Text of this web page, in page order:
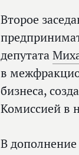
Второе
депутата
в
бизнеса,
Комиссией в
В